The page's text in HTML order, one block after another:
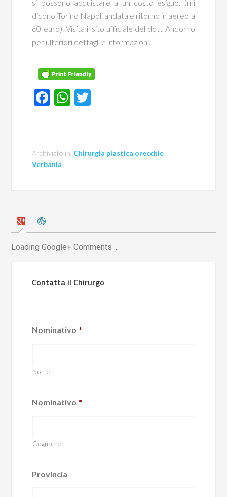
si possono acquistare a un costo esiguo. (mi
dicono Torino Napoli andata e ritorno in aereo a
60 euro). Visita il sito ufficiale del dott Andorno
per ulteriori dettagli e informazioni.
Facebook
WhatsApp
Archiviato in: Chirurgia plastica orecchie
Verbania
Loading Google+ Comments ...
Contatta il Chirurgo
Nominativo *
Nome
Nominativo *
Cognome
Provincia